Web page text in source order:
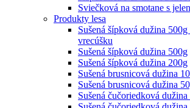
Sviečková na smotane s
Produkty lesa
Sušená šípková dužina
vrecúšku
Sušená šípková dužina 500g
Sušená šípková dužina 200g
Sušená brusnicová dužina
Sušená brusnicová dužina
Sušená čučoriedková